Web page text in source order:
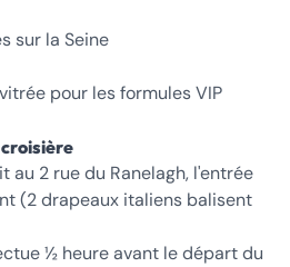
sur la Seine
pour les formules VIP
croisière
au 2 rue du Ranelagh, l'entrée
(2 drapeaux italiens balisent
½ heure avant le départ du